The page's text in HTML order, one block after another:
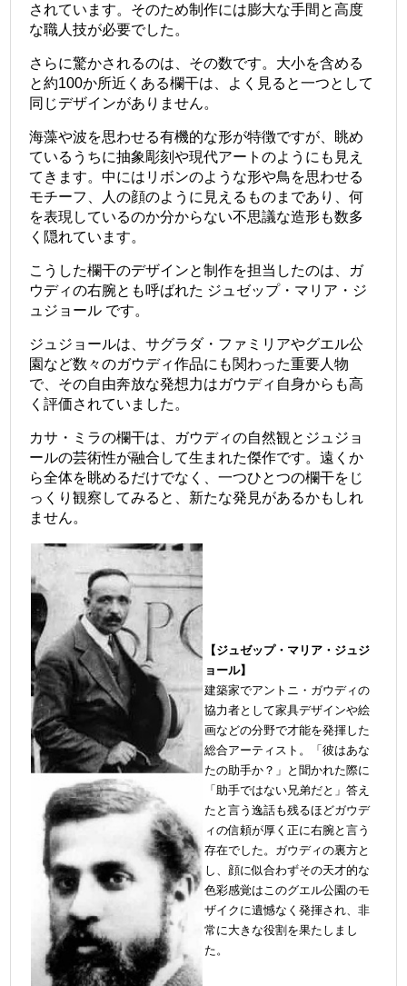
されています。そのため制作には膨大な手間と高度
な職人技が必要でした。
さらに驚かされるのは、その数です。大小を含める
と約100か所近くある欄干は、よく見ると一つとして
同じデザインがありません。
海藻や波を思わせる有機的な形が特徴ですが、眺め
ているうちに抽象彫刻や現代アートのようにも見え
てきます。中にはリボンのような形や鳥を思わせる
モチーフ、人の顔のように見えるものまであり、何
を表現しているのか分からない不思議な造形も数多
く隠れています。
こうした欄干のデザインと制作を担当したのは、ガ
ウディの右腕とも呼ばれた ジュゼップ・マリア・ジ
ュジョール です。
ジュジョールは、サグラダ・ファミリアやグエル公
園など数々のガウディ作品にも関わった重要人物
で、その自由奔放な発想力はガウディ自身からも高
く評価されていました。
カサ・ミラの欄干は、ガウディの自然観とジュジョ
ールの芸術性が融合して生まれた傑作です。遠くか
ら全体を眺めるだけでなく、一つひとつの欄干をじ
っくり観察してみると、新たな発見があるかもしれ
ません。
【ジュゼップ・マリア・ジュジ
ョール】
建築家でアントニ・ガウディの
協力者として家具デザインや絵
画などの分野で才能を発揮した
総合アーティスト。「彼はあな
たの助手か？」と聞かれた際に
「助手ではない兄弟だと」答え
たと言う逸話も残るほどガウデ
ィの信頼が厚く正に右腕と言う
存在でした。ガウディの裏方と
し、顔に似合わずその天才的な
色彩感覚はこのグエル公園のモ
ザイクに遺憾なく発揮され、非
常に大きな役割を果たしまし
た。